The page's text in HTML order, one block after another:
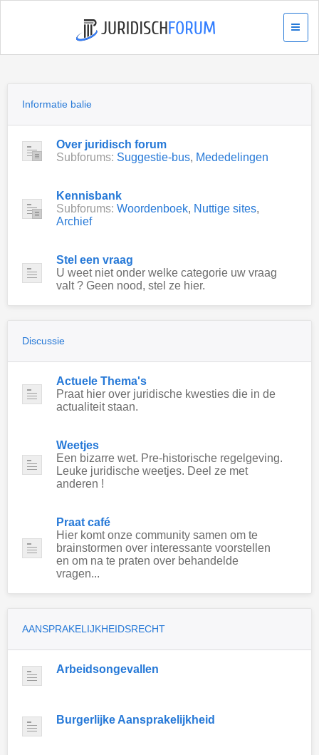
Informatie balie
Over juridisch forum
Subforums: Suggestie-bus, Mededelingen
Kennisbank
Subforums: Woordenboek, Nuttige sites,
Archief
Stel een vraag
U weet niet onder welke categorie uw vraag
valt ? Geen nood, stel ze hier.
Discussie
Actuele Thema's
Praat hier over juridische kwesties die in de
actualiteit staan.
Weetjes
Een bizarre wet. Pre-historische regelgeving.
Leuke juridische weetjes. Deel ze met
anderen !
Praat café
Hier komt onze community samen om te
brainstormen over interessante voorstellen
en om na te praten over behandelde
vragen...
AANSPRAKELIJKHEIDSRECHT
Arbeidsongevallen
Burgerlijke Aansprakelijkheid